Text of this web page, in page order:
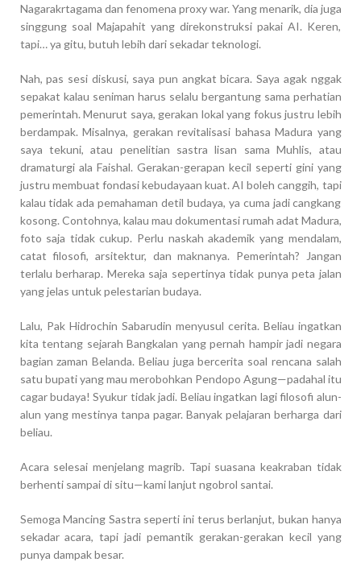
Nagarakrtagama dan fenomena proxy war. Yang menarik, dia juga
singgung soal Majapahit yang direkonstruksi pakai AI. Keren,
tapi… ya gitu, butuh lebih dari sekadar teknologi.
Nah, pas sesi diskusi, saya pun angkat bicara. Saya agak nggak
sepakat kalau seniman harus selalu bergantung sama perhatian
pemerintah. Menurut saya, gerakan lokal yang fokus justru lebih
berdampak. Misalnya, gerakan revitalisasi bahasa Madura yang
saya tekuni, atau penelitian sastra lisan sama Muhlis, atau
dramaturgi ala Faishal. Gerakan-gerapan kecil seperti gini yang
justru membuat fondasi kebudayaan kuat. AI boleh canggih, tapi
kalau tidak ada pemahaman detil budaya, ya cuma jadi cangkang
kosong. Contohnya, kalau mau dokumentasi rumah adat Madura,
foto saja tidak cukup. Perlu naskah akademik yang mendalam,
catat filosofi, arsitektur, dan maknanya. Pemerintah? Jangan
terlalu berharap. Mereka saja sepertinya tidak punya peta jalan
yang jelas untuk pelestarian budaya.
Lalu, Pak Hidrochin Sabarudin menyusul cerita. Beliau ingatkan
kita tentang sejarah Bangkalan yang pernah hampir jadi negara
bagian zaman Belanda. Beliau juga bercerita soal rencana salah
satu bupati yang mau merobohkan Pendopo Agung—padahal itu
cagar budaya! Syukur tidak jadi. Beliau ingatkan lagi filosofi alun-
alun yang mestinya tanpa pagar. Banyak pelajaran berharga dari
beliau.
Acara selesai menjelang magrib. Tapi suasana keakraban tidak
berhenti sampai di situ—kami lanjut ngobrol santai.
Semoga Mancing Sastra seperti ini terus berlanjut, bukan hanya
sekadar acara, tapi jadi pemantik gerakan-gerakan kecil yang
punya dampak besar.